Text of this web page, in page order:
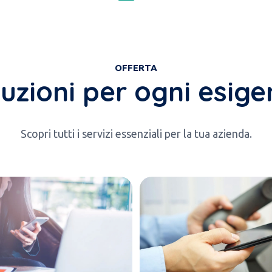
OFFERTA
per ogni
Scopri tutti i servizi essenziali per la tua azienda.